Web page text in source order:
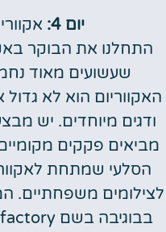
יום 4:
התחלנו את הבוקר
שעשועים מאוד
האקווריום הוא לא
ודגים מיוחדים. יש
מביאים פקקים
הסלעי שמתחת
לצילומים משפחתיים.